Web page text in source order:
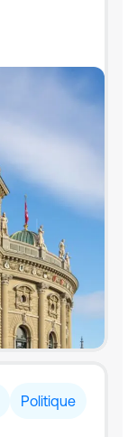
Politique